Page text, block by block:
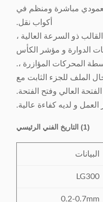
مباشرة ومنظم في
أكواب نقل.
ذو السرعة العالية ،
الدوارة و مؤشر الكأس
المحركات المؤازرة ،.
الملف للجزء الثابت مع
العالي وفتح الفتحة.
(1) التاريخ الفني الرئيسي
البيانات
LG300
0.2-0.7mm